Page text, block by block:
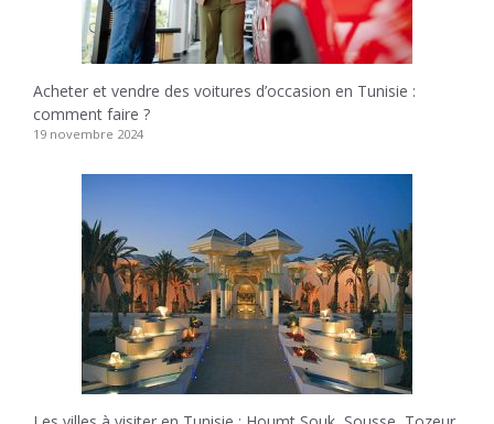
Acheter et vendre des voitures d’occasion en Tunisie :
comment faire ?
19 novembre 2024